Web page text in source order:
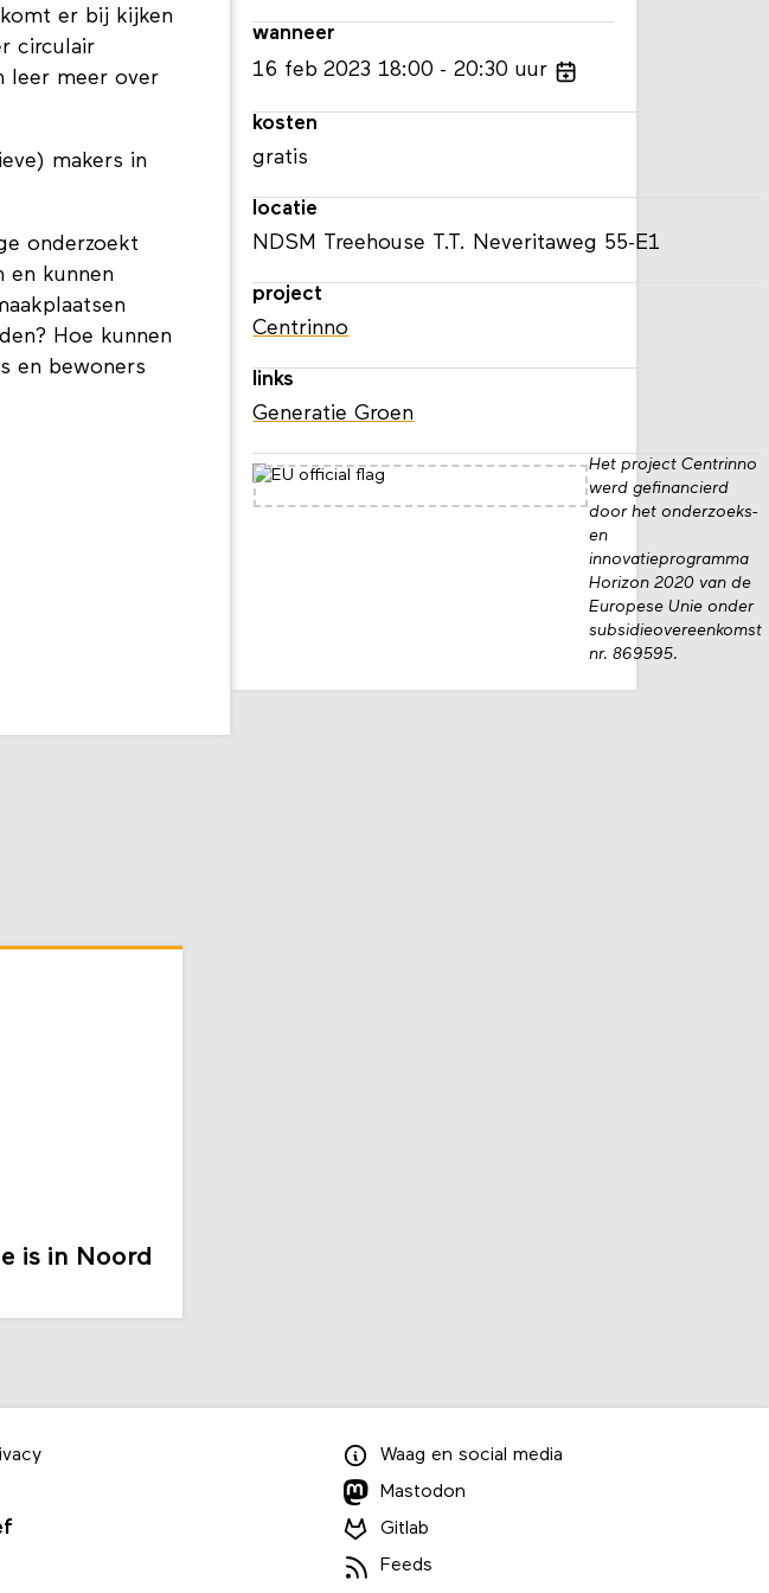
er bij kijken
circulair
leer meer over
makers in
onderzoekt
en kunnen
Hoe kunnen
en bewoners
wanneer
16 feb 2023 18:00 20:30 uur
kosten
gratis
locatie
NDSM Treehouse T.T. Neveritaweg 55-E1
project
Centrinno
links
Generatie Groen
Het project Centrinno
werd gefinancierd
door het onderzoeks-
en
innovatieprogramma
Horizon 2020 van de
Europese Unie onder
subsidieovereenkomst
nr. 869595.
is in Noord
Waag en social media
Mastodon
Gitlab
Feeds